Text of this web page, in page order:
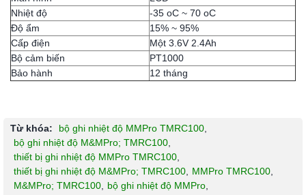
Nhiệt độ
-35 oC ~ 70 oC
Độ ẩm
15% ~ 95%
Cấp điện
Một 3.6V 2.4Ah
Bộ cảm biến
PT1000
Bảo hành
12 tháng
Từ khóa: bộ ghi nhiệt độ MMPro TMRC100
bộ ghi nhiệt độ M&MPro; TMRC100
thiết bị ghi nhiệt độ MMPro TMRC100
thiết bị ghi nhiệt độ M&MPro; TMRC100
MMPro TMRC100
M&MPro; TMRC100
bộ ghi nhiệt độ MMPro